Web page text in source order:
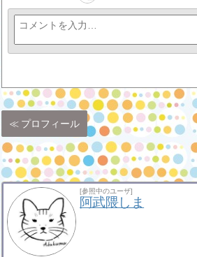
プロフィール
[参照中のユーザ]
阿武隈しま